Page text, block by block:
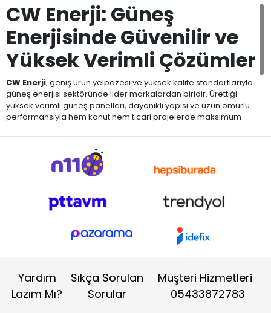
CW Enerji: Güneş
Enerjisinde Güvenilir ve
Yüksek Verimli Çözümler
CW Enerji, geniş ürün yelpazesi ve yüksek kalite standartlarıyla
güneş enerjisi sektöründe lider markalardan biridir. Ürettiği
yüksek verimli güneş panelleri, dayanıklı yapısı ve uzun ömürlü
performansıyla hem konut hem ticari projelerde maksimum
düşük ışık koşullarında dahi yüksek performans sunar. Çevre
dostu, ekonomik ve sürdürülebilir çözümler üreten CW Enerji,
enerji maliyetlerini azaltmak ve güvenilir bir güneş enerjisi
altyapısı kurmak isteyen kullanıcılar için ideal bir tercihtir.
Yardım
Lazım Mı?
Sıkça Sorulan
Sorular
Müşteri Hizmetleri
05433872783